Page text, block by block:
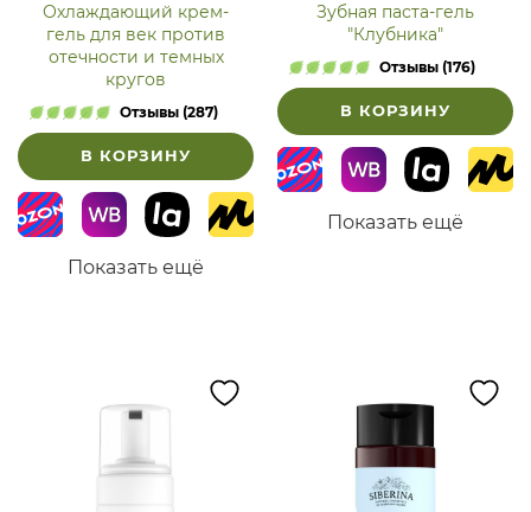
Охлаждающий крем-
гель для век против
отечности и темных
кругов
Отзывы (287)
В КОРЗИНУ
Показать ещё
Зубная паста-гель
"Клубника"
Отзывы (176)
В КОРЗИНУ
Показать ещё